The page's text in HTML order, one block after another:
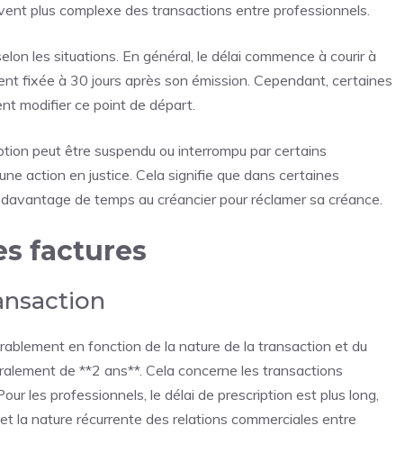
plus complexe des transactions entre professionnels.
les situations. En général, le délai commence à courir à
fixée à 30 jours après son émission. Cependant, certaines
modifier ce point de départ.
peut être suspendu ou interrompu par certains
action en justice. Cela signifie que dans certaines
de temps au créancier pour réclamer sa créance.
factures
en fonction de la nature de la transaction et du
de **2 ans**. Cela concerne les transactions
les professionnels, le délai de prescription est plus long,
la nature récurrente des relations commerciales entre